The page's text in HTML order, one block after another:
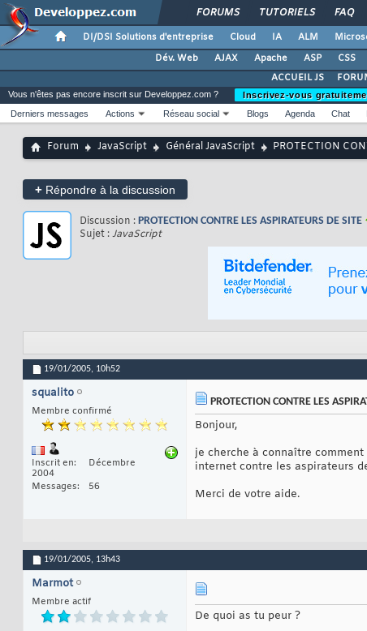
FORUMS TUTORIELS FAQ
DI/DSI Solutions d'entreprise Cloud IA ALM
Dév. Web
AJAX Apache ASP CSS
ACCUEIL JS
Vous n'êtes pas encore inscrit sur Developpez.com ?
Inscrivez-vous
Derniers messages
Actions Réseau social Blogs Agenda Chat
Forum JavaScript Général JavaScript PROTECTION
+ Répondre à la discussion
Discussion : PROTECTION CONTRE LES ASPIRATEURS DE SITE
Sujet :JavaScript
19/01/2005, 10h52
squalito
Membre confirmé
Inscrit en
Décembre
2004
Messages
56
PROTECTION CONTRE LES
Bonjour,
je cherche à connaître
internet contre les aspirateurs
Merci de votre aide.
19/01/2005, 13h43
Marmot
Membre actif
De quoi as tu peur ?